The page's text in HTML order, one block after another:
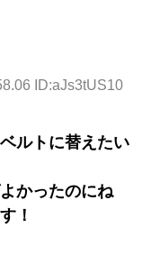
ID:aJs3tUS10
ルトに替えたい
かったのにね
！